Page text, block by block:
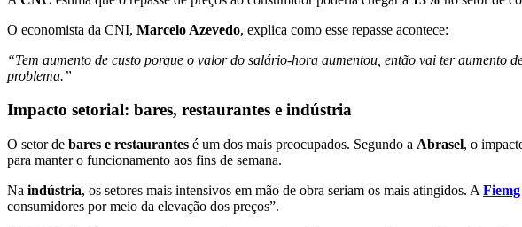
O economista da CNI, Marcelo Azevedo, explica como esse repasse acontece:
“Tem aumento de custo porque o valor do salário-hora aumentou, então vai ter aumento
problema.”
Impacto setorial: bares, restaurantes e indústria
O setor de bares e restaurantes é um dos mais preocupados. Segundo a Abrasel, o
para manter o funcionamento aos fins de semana.
Na indústria, os setores mais intensivos em mão de obra seriam os mais atingidos. A Fiemg
consumidores por meio da elevação dos preços”.